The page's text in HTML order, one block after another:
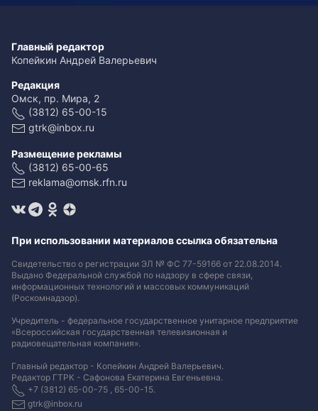
Главный редактор
Копейкин Андрей Валерьевич
Редакция
Омск, пр. Мира, 2
(3812) 65-00-15
gtrk@inbox.ru
Размещение рекламы
(3812) 65-00-65
reklama@omsk.rfn.ru
При использовании материалов ссылка обязательна
Свидетельство о регистрации ЭЛ № ФС 77-59166 от 22.08.2014.
Выдано Федеральной службой по надзору в сфере связи,
информационных технологий и массовых коммуникаций
(Роскомнадзор).
Учредитель - федеральное государственное унитарное предприятие
«Всероссийская государственная телевизионная и
радиовещательная компания».
Главный редактор - Копейкин Андрей Валерьевич.
Редактор ГТРК - Сафонова Екатерина Евгеньевна.
+7 (3812) 65-00-75 , 65-00-15.
gtrk@inbox.ru